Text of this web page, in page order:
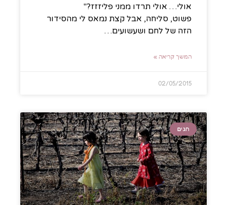
אולי… אולי תרדו ממני פליזזז?"
פשוט, סליחה, אבל קצת נמאס לי מהסידור
הזה של לחם ושעשועים…
המשך קריאה »
02/05/2015
חגים